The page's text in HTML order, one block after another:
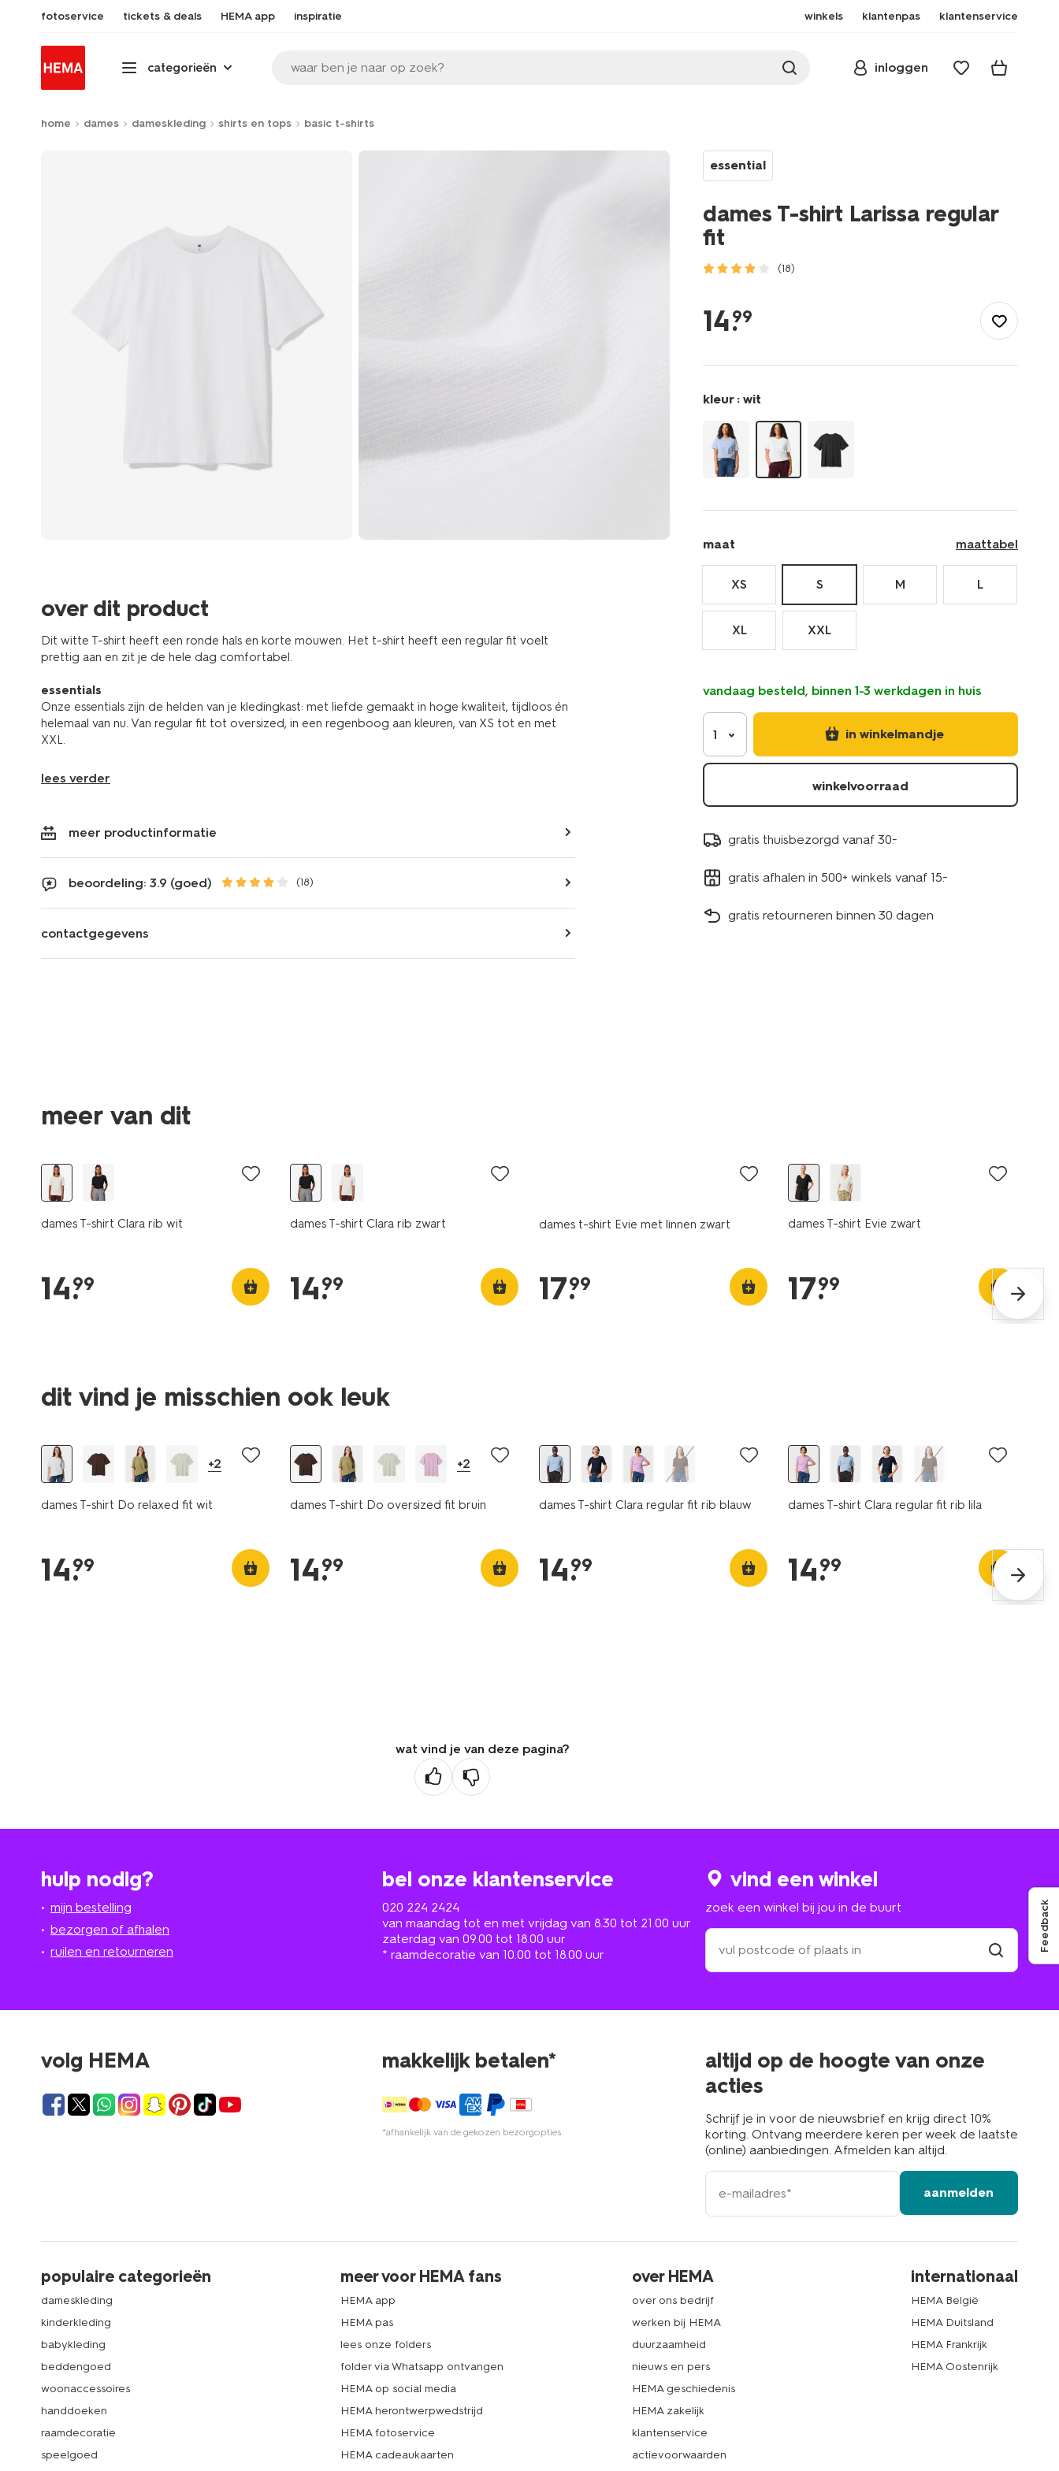
fotoservice tickets & deals HEMA app inspiratie winkels klantenpas klantenservice
categorieën waar ben je naar op zoek? inloggen
home dames dameskleding shirts en tops basic t-shirts
over dit product
Dit witte T-shirt heeft een ronde hals en korte mouwen. Het t-shirt heeft een regular fit voelt
prettig aan en zit je de hele dag comfortabel.
essentials
Onze essentials zijn de helden van je kledingkast: met liefde gemaakt in hoge kwaliteit, tijdloos én
helemaal van nu. Van regular fit tot oversized, in een regenboog aan kleuren, van XS tot en met
XXL.
lees verder
meer productinformatie
beoordeling: 3.9 (goed) (18)
contactgegevens
essential
dames T-shirt Larissa regular
fit
(18)
36300661.html
14.
99
kleur : wit
maat maattabel
XS S M L
XL XXL
vandaag besteld, binnen 1-3 werkdagen in huis
1 in winkelmandje
winkelvoorraad
gratis thuisbezorgd vanaf 30.-
gratis afhalen in 500+ winkels vanaf 15.-
gratis retourneren binnen 30 dagen
meer van dit
dames T-shirt Clara rib wit
14.
99
dames T-shirt Clara rib zwart
14.
99
dames t-shirt Evie met linnen zwart
17.
99
dames T-shirt Evie zwart
17.
99
dit vind je misschien ook leuk
+2
dames T-shirt Do relaxed fit wit
14.
99
+2
dames T-shirt Do oversized fit bruin
14.
99
dames T-shirt Clara regular fit rib blauw
14.
99
dames T-shirt Clara regular fit rib lila
14.
99
wat vind je van deze pagina?
hulp nodig?
mijn bestelling
bezorgen of afhalen
ruilen en retourneren
bel onze klantenservice
020 224 2424
van maandag tot en met vrijdag van 8.30 tot 21.00 uur
zaterdag van 09.00 tot 18.00 uur
* raamdecoratie van 10.00 tot 18.00 uur
vind een winkel
zoek een winkel bij jou in de buurt
zoek
een
winkel
in
volg HEMA makkelijk betalen*
*afhankelijk van de gekozen bezorgopties
altijd op de hoogte van onze
acties
Schrijf je in voor de nieuwsbrief en krijg direct 10%
korting. Ontvang meerdere keren per week de laatste
(online) aanbiedingen. Afmelden kan altijd.
e-
mailadres
aanmelden
populaire categorieën
dameskleding
kinderkleding
babykleding
beddengoed
woonaccessoires
handdoeken
raamdecoratie
speelgoed
meer voor HEMA fans
HEMA app
HEMA pas
lees onze folders
folder via Whatsapp ontvangen
HEMA op social media
HEMA herontwerpwedstrijd
HEMA fotoservice
HEMA cadeaukaarten
over HEMA
over ons bedrijf
werken bij HEMA
duurzaamheid
nieuws en pers
HEMA geschiedenis
HEMA zakelijk
klantenservice
actievoorwaarden
internationaal
HEMA België
HEMA Duitsland
HEMA Frankrijk
HEMA Oostenrijk
Feedback